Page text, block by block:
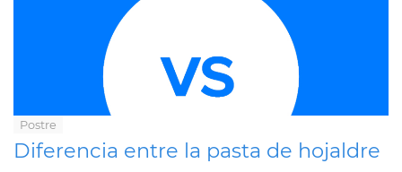
Postre
Diferencia entre la pasta de hojaldre